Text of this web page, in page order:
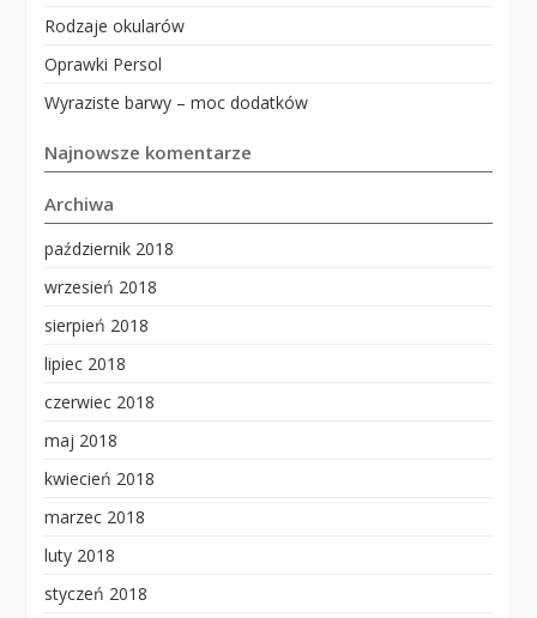
Rodzaje okularów
Oprawki Persol
Wyraziste barwy – moc dodatków
Najnowsze komentarze
Archiwa
październik 2018
wrzesień 2018
sierpień 2018
lipiec 2018
czerwiec 2018
maj 2018
kwiecień 2018
marzec 2018
luty 2018
styczeń 2018